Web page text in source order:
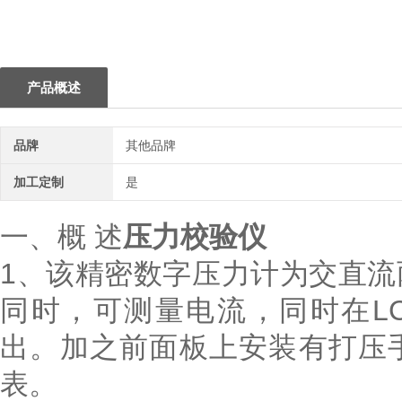
产品概述
品牌 其他品牌
加工定制 是
一、概 述压力校验仪
1、该精密数字压力计为交直
同时，可测量电流，同时在
出。加之前面板上安装有打
表。